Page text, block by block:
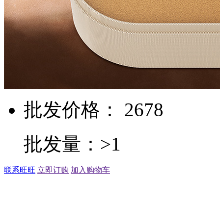
批发价格： 2678
批发量：>1
联系旺旺 立即订购 加入购物车